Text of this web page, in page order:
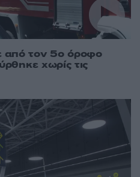
από τον 5ο όροφο
χωρίς τις